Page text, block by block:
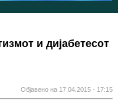
и дијабетесот
Објавено на 17.04.2015 - 17:15